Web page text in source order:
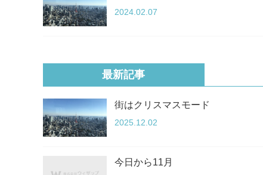
2024.02.07
最新記事
街はクリスマスモード
2025.12.02
今日から11月